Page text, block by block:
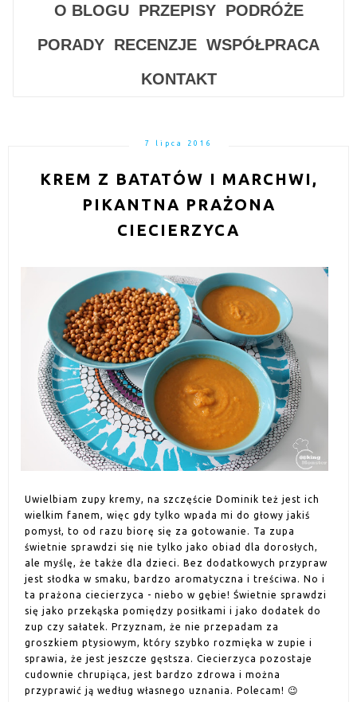
O BLOGU PRZEPISY
PODRÓŻE
PORADY RECENZJE WSPÓŁPRACA
KONTAKT
7 lipca 2016
KREM Z BATATÓW I MARCHWI,
PIKANTNA PRAŻONA
CIECIERZYCA
Uwielbiam zupy kremy, na szczęście Dominik też jest ich
wielkim fanem, więc gdy tylko wpada mi do głowy jakiś
pomysł, to od razu biorę się za gotowanie. Ta zupa
świetnie sprawdzi się nie tylko jako obiad dla dorosłych,
ale myślę, że także dla dzieci. Bez dodatkowych przypraw
jest słodka w smaku, bardzo aromatyczna i treściwa. No i
ta prażona ciecierzyca - niebo w gębie! Świetnie sprawdzi
się jako przekąska pomiędzy posiłkami i jako dodatek do
zup czy sałatek. Przyznam, że nie przepadam za
groszkiem ptysiowym, który szybko rozmięka w zupie i
sprawia, że jest jeszcze gęstsza. Ciecierzyca pozostaje
cudownie chrupiąca, jest bardzo zdrowa i można
przyprawić ją według własnego uznania. Polecam! 😉